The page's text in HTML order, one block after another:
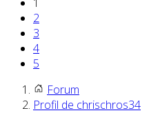
2
3
4
5
Forum
Profil de chrischros34